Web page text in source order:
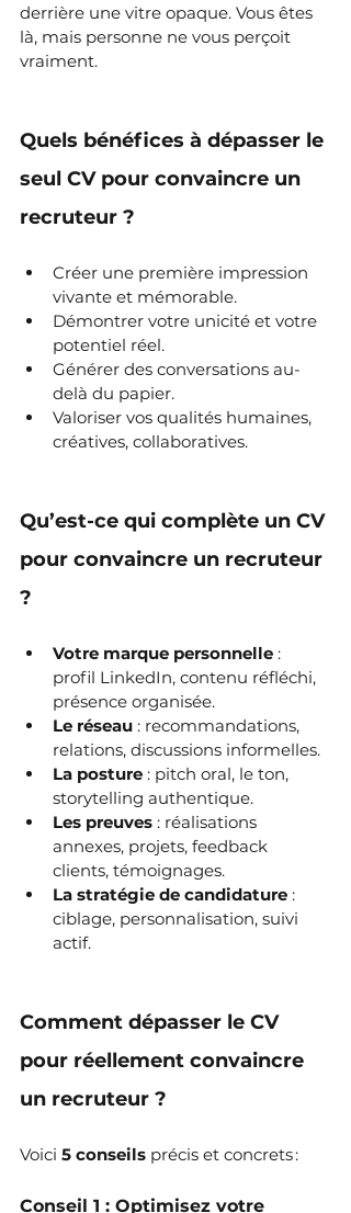
derrière une vitre opaque. Vous êtes
là, mais personne ne vous perçoit
vraiment.
Quels bénéfices à dépasser le
seul CV pour convaincre un
recruteur ?
Créer une première impression
vivante et mémorable.
Démontrer votre unicité et votre
potentiel réel.
Générer des conversations au-
delà du papier.
Valoriser vos qualités humaines,
créatives, collaboratives.
Qu’est-ce qui complète un CV
pour convaincre un recruteur
?
Votre marque personnelle :
profil LinkedIn, contenu réfléchi,
présence organisée.
Le réseau : recommandations,
relations, discussions informelles.
La posture : pitch oral, le ton,
storytelling authentique.
Les preuves : réalisations
annexes, projets, feedback
clients, témoignages.
La stratégie de candidature :
ciblage, personnalisation, suivi
actif.
Comment dépasser le CV
pour réellement convaincre
un recruteur ?
Voici 5 conseils précis et concrets :
Conseil 1 : Optimisez votre